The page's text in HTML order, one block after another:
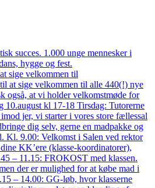
succes. 1.000 unge mennesker i
hygge og fest.
sige velkommen til